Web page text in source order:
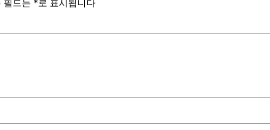
필드는 *로 표시됩니다